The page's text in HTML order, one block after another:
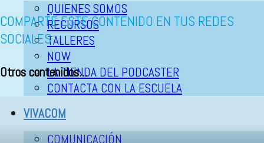
QUIENES SOMOS
RECURSOS
TALLERES
NOW
LA TIENDA DEL PODCASTER
CONTACTA CON LA ESCUELA
VIVACOM
COMUNICACIÓN
COMPARTE ESTE CONTENIDO EN TUS REDES
SOCIALES
Otros contenidos...